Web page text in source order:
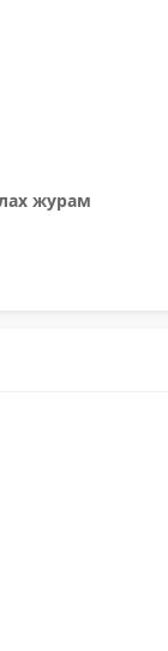
журам